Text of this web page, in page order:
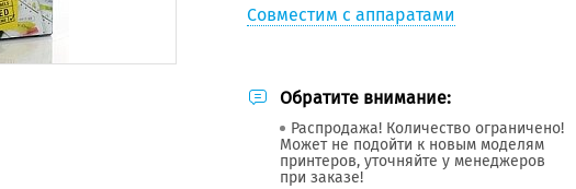
Совместим с аппаратами
Обратите внимание:
Распродажа! Количество ограничено!
Может не подойти к новым моделям
принтеров, уточняйте у менеджеров
при заказе!